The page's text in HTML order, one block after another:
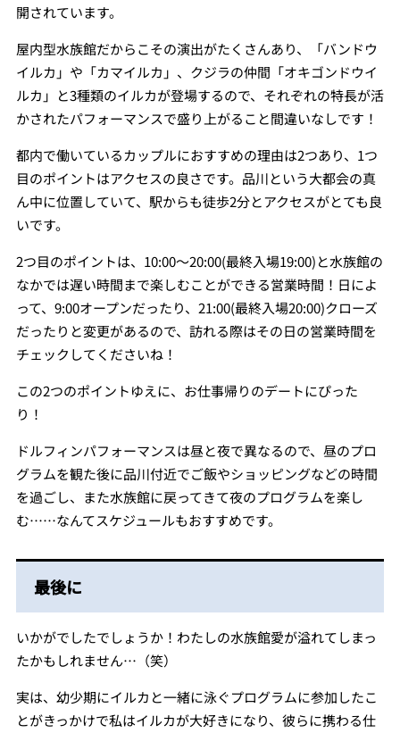
開されています。
屋内型水族館だからこその演出がたくさんあり、「バンドウ
イルカ」や「カマイルカ」、クジラの仲間「オキゴンドウイ
ルカ」と3種類のイルカが登場するので、それぞれの特長が活
かされたパフォーマンスで盛り上がること間違いなしです！
都内で働いているカップルにおすすめの理由は2つあり、1つ
目のポイントはアクセスの良さです。品川という大都会の真
ん中に位置していて、駅からも徒歩2分とアクセスがとても良
いです。
2つ目のポイントは、10:00〜20:00(最終入場19:00)と水族館の
なかでは遅い時間まで楽しむことができる営業時間！日によ
って、9:00オープンだったり、21:00(最終入場20:00)クローズ
だったりと変更があるので、訪れる際はその日の営業時間を
チェックしてくださいね！
この2つのポイントゆえに、お仕事帰りのデートにぴった
り！
ドルフィンパフォーマンスは昼と夜で異なるので、昼のプロ
グラムを観た後に品川付近でご飯やショッピングなどの時間
を過ごし、また水族館に戻ってきて夜のプログラムを楽し
む……なんてスケジュールもおすすめです。
最後に
いかがでしたでしょうか！わたしの水族館愛が溢れてしまっ
たかもしれません…（笑）
実は、幼少期にイルカと一緒に泳ぐプログラムに参加したこ
とがきっかけで私はイルカが大好きになり、彼らに携わる仕